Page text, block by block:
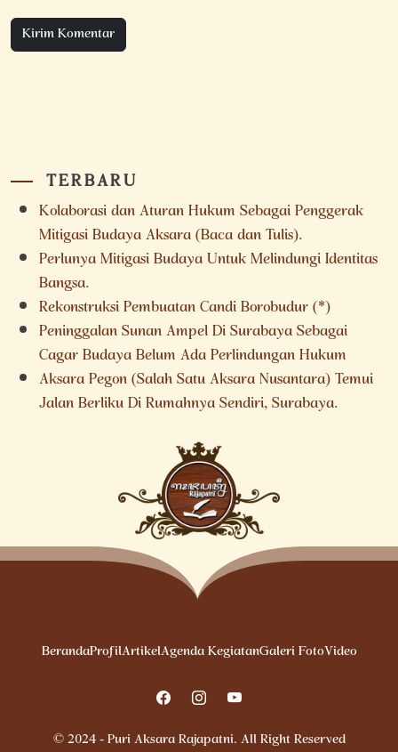
TERBARU
Kolaborasi dan Aturan Hukum Sebagai Penggerak
Mitigasi Budaya Aksara (Baca dan Tulis).
Perlunya Mitigasi Budaya Untuk Melindungi Identitas
Bangsa.
Rekonstruksi Pembuatan Candi Borobudur (*)
Peninggalan Sunan Ampel Di Surabaya Sebagai
Cagar Budaya Belum Ada Perlindungan Hukum
Aksara Pegon (Salah Satu Aksara Nusantara) Temui
Jalan Berliku Di Rumahnya Sendiri, Surabaya.
BerandaProfilArtikelAgenda KegiatanGaleri FotoVideo
© 2024 - Puri Aksara Rajapatni. All Right Reserved